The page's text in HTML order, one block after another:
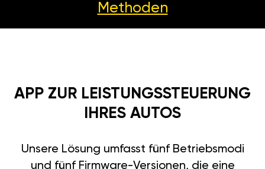
Methoden
APP ZUR LEISTUNGSSTEUERUNG
IHRES AUTOS
Unsere Lösung umfasst fünf Betriebsmodi
und fünf Firmware-Versionen, die eine